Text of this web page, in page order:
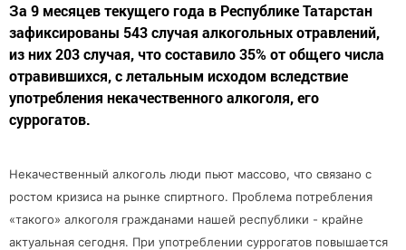
За 9 месяцев текущего года в Республике Татарстан
зафиксированы 543 случая алкогольных отравлений,
из них 203 случая, что составило 35% от общего числа
отравившихся, с летальным исходом вследствие
употребления некачественного алкоголя, его
суррогатов.
Некачественный алкоголь люди пьют массово, что связано с
ростом кризиса на рынке спиртного. Проблема потребления
«такого» алкоголя гражданами нашей республики - крайне
актуальная сегодня. При употреблении суррогатов повышается